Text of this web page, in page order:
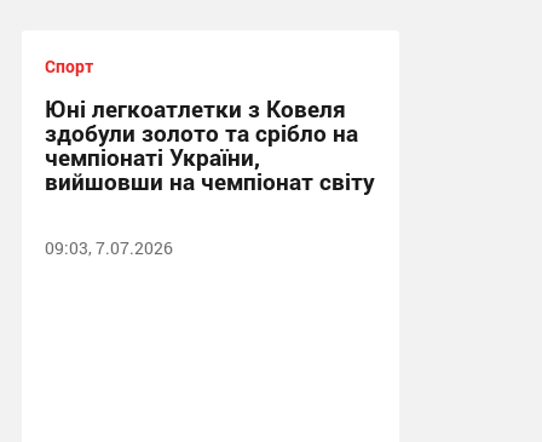
Спорт
Юні легкоатлетки з Ковеля
здобули золото та срібло на
чемпіонаті України,
вийшовши на чемпіонат світу
09:03, 7.07.2026